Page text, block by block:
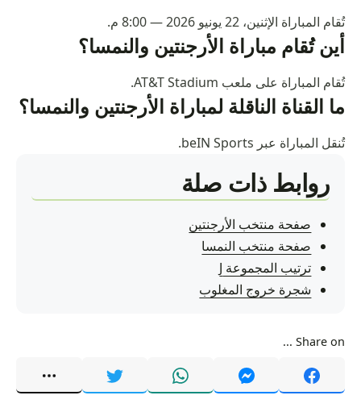
تُقام المباراة الإثنين، 22 يونيو 2026 — 8:00 م.
أين تُقام مباراة الأرجنتين والنمسا؟
تُقام المباراة على ملعب AT&T Stadium.
ما القناة الناقلة لمباراة الأرجنتين والنمسا؟
تُنقل المباراة عبر beIN Sports.
روابط ذات صلة
صفحة منتخب الأرجنتين
صفحة منتخب النمسا
ترتيب المجموعة J
شجرة خروج المغلوب
Share on ...